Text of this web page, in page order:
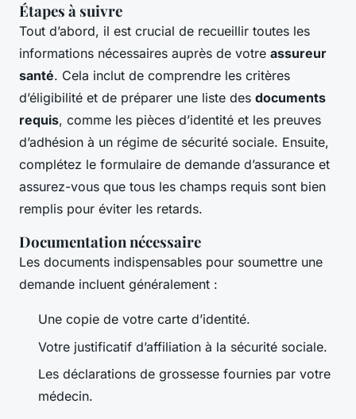
Étapes à suivre
Tout d’abord, il est crucial de recueillir toutes les
informations nécessaires auprès de votre assureur
santé. Cela inclut de comprendre les critères
d’éligibilité et de préparer une liste des documents
requis, comme les pièces d’identité et les preuves
d’adhésion à un régime de sécurité sociale. Ensuite,
complétez le formulaire de demande d’assurance et
assurez-vous que tous les champs requis sont bien
remplis pour éviter les retards.
Documentation nécessaire
Les documents indispensables pour soumettre une
demande incluent généralement :
Une copie de votre carte d’identité.
Votre justificatif d’affiliation à la sécurité sociale.
Les déclarations de grossesse fournies par votre
médecin.